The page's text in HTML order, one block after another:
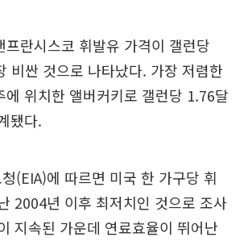
프란시스코 휘발유 가격이 갤런당
비싼 것으로 나타났다. 가장 저렴한
에 위치한 앨버커키로 갤런당 1.76달
됐다.
(EIA)에 따르면 미국 한 가구당 휘
2004년 이후 최저치인 것으로 조사
지속된 가운데 연료효율이 뛰어난